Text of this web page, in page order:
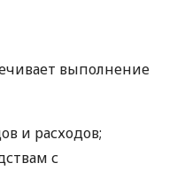
выполнение
и расходов;
с